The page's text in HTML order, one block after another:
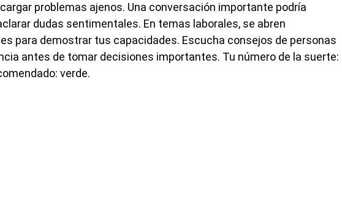
problemas ajenos. Una conversación importante podría
dudas sentimentales. En temas laborales, se abren
para demostrar tus capacidades. Escucha consejos de personas
antes de tomar decisiones importantes. Tu número de la suerte:
verde.